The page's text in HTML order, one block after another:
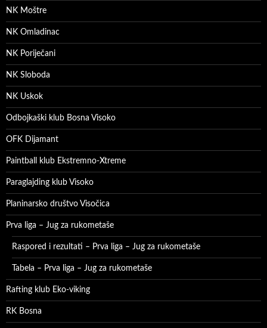
NK Moštre
NK Omladinac
NK Poriječani
NK Sloboda
NK Uskok
Odbojkaški klub Bosna Visoko
OFK Dijamant
Paintball klub Ekstremno-Xtreme
Paraglajding klub Visoko
Planinarsko društvo Visočica
Prva liga – Jug za rukometaše
Raspored i rezultati – Prva liga – Jug za rukometaše
Tabela – Prva liga – Jug za rukometaše
Rafting klub Eko-viking
RK Bosna